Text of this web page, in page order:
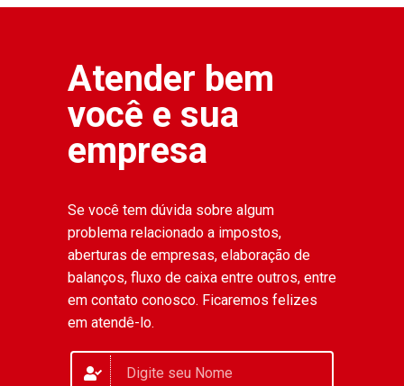
Atender bem
você e sua
empresa
Se você tem dúvida sobre algum
problema relacionado a impostos,
aberturas de empresas, elaboração de
balanços, fluxo de caixa entre outros, entre
em contato conosco. Ficaremos felizes
em atendê-lo.